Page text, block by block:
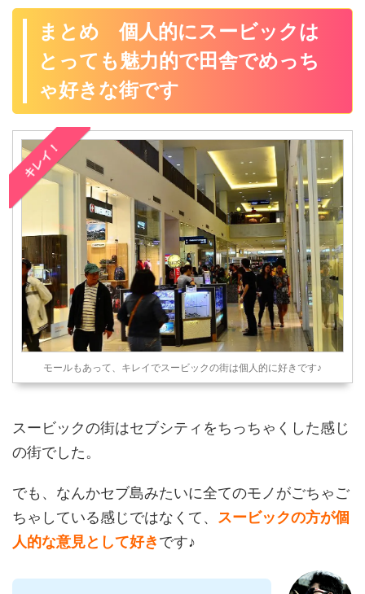
ことで、今日は「海外旅行や
世界一周はクレジットカード
の海外キャッシングが両替よ
りもお得な理由」を説明する
しょ？」ってアナタ！ はてな
クレジットカード付帯の海外
旅行保険を知っ ...
行情報のブログネタを書く、
こんばんわYoshiです。 ウチの
会社は夏休みの時期がずれて
いて、先週一週間早めの夏休
ンダナオ島のオザミスとオロ
もボクは、海外のATMでクレ
ジットカードの海外キャッシ
ングで現地通貨を用意してい
ます。 周りの旅友達は海外の
ATMでクレジットカードなど
が出てこない経験があったけ
ど、幸いな事にボクは今まで
一度もなかったの。 しかし、
今回の旅でマニラ空港のAT ...
まとめ 個人的にスービックは
とっても魅力的で田舎でめっち
ゃ好きな街です
キレイ！
モールもあって、キレイでスービックの街は個人的に好きです♪
スービックの街はセブシティをちっちゃくした感じ
の街でした。
でも、なんかセブ島みたいに全てのモノがごちゃご
ちゃしている感じではなくて、 スービックの方が個
人的な意見として好きです♪